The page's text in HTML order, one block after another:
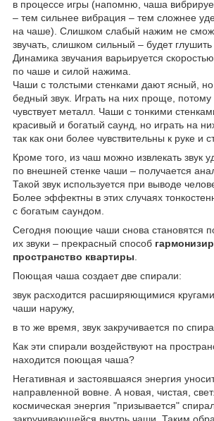
в процессе игры (напомню, чаша
– тем сильнее вибрация – тем сложнее
на чаше). Слишком слабый нажим не
звучать, слишком сильный – будет глушить
Динамика звучания варьируется
по чаше и силой нажима.
Чаши с толстыми стенками дают ясный,
бедный звук. Играть на них проще, потому
чувствует металл. Чаши с тонкими
красивый и богатый саунд, но играть на
так как они более чувствительны к руке и
Кроме того, из чаш можно извлекать звук
по внешней стенке чаши – получается
Такой звук используется при выводе
Более эффектны в этих случаях
с богатым саундом.
Сегодня поющие чаши снова становятся
их звуки – прекрасный способ
пространство квартиры
Поющая чаша создает две спирали:
звук расходится расширяющимися
чаши наружу,
в то же время, звук закручивается по
Как эти спирали воздействуют на
находится поющая чаша?
Негативная и застоявшаяся энергия
направленной вовне. А новая, чистая,
космическая энергия "призывается"
закручивающейся внутрь чаши. Таким